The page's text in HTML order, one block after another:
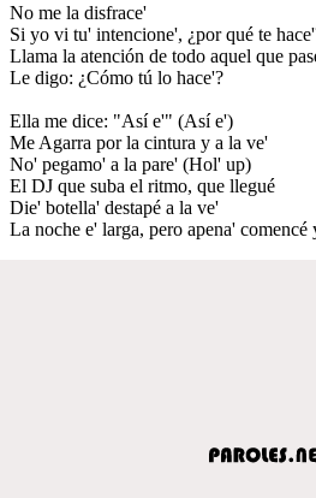
No me la disfrace'
Si yo vi tu' intencione', ¿por qué te
Llama la atención de todo aquel que
Le digo: ¿Cómo tú lo hace'?
Ella me dice: "Así e'" (Así e')
Me Agarra por la cintura y a la ve'
No' pegamo' a la pare' (Hol' up)
El DJ que suba el ritmo, que llegué
Die' botella' destapé a la ve'
La noche e' larga, pero apena' comencé